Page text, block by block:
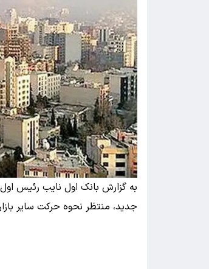
به گزارش بانک اول نایب رئیس
جدید، منتظر نحوه حرکت سایر